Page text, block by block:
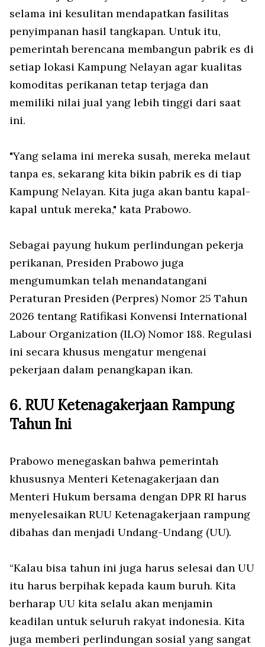
selama ini kesulitan mendapatkan fasilitas
penyimpanan hasil tangkapan. Untuk itu,
pemerintah berencana membangun pabrik es di
setiap lokasi Kampung Nelayan agar kualitas
komoditas perikanan tetap terjaga dan
memiliki nilai jual yang lebih tinggi dari saat
ini.
"Yang selama ini mereka susah, mereka melaut
tanpa es, sekarang kita bikin pabrik es di tiap
Kampung Nelayan. Kita juga akan bantu kapal-
kapal untuk mereka," kata Prabowo.
Sebagai payung hukum perlindungan pekerja
perikanan, Presiden Prabowo juga
mengumumkan telah menandatangani
Peraturan Presiden (Perpres) Nomor 25 Tahun
2026 tentang Ratifikasi Konvensi International
Labour Organization (ILO) Nomor 188. Regulasi
ini secara khusus mengatur mengenai
pekerjaan dalam penangkapan ikan.
6. RUU Ketenagakerjaan Rampung
Tahun Ini
Prabowo menegaskan bahwa pemerintah
khususnya Menteri Ketenagakerjaan dan
Menteri Hukum bersama dengan DPR RI harus
menyelesaikan RUU Ketenagakerjaan rampung
dibahas dan menjadi Undang-Undang (UU).
“Kalau bisa tahun ini juga harus selesai dan UU
itu harus berpihak kepada kaum buruh. Kita
berharap UU kita selalu akan menjamin
keadilan untuk seluruh rakyat indonesia. Kita
juga memberi perlindungan sosial yang sangat